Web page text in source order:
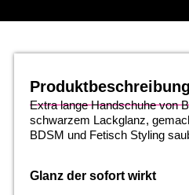
Produktbeschreibung
Extra lange Handschuhe von
schwarzem Lackglanz,
BDSM und Fetisch Styling
Glanz der sofort wirkt